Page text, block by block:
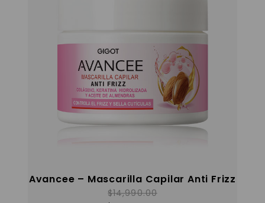
Avancee – Mascarilla Capilar Anti Frizz
$14,990.00